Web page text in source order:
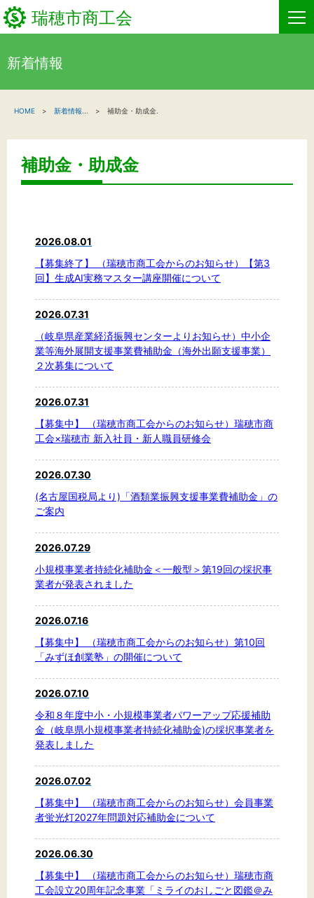
瑞穂市商工会
新着情報
関係機関の方へ
標準 拡大
背景色
黒 白 黄
新着情報
HOME 新着情報 補助金・助成金.
補助金・助成金
2026.08.01
【募集終了】 （瑞穂市商工会からのお知らせ）【第3
回】生成AI実務マスター講座開催について
2026.07.31
（岐阜県産業経済振興センターよりお知らせ）中小企
業等海外展開支援事業費補助金（海外出願支援事業）
２次募集について
2026.07.31
【募集中】 （瑞穂市商工会からのお知らせ）瑞穂市商
工会×瑞穂市 新入社員・新人職員研修会
2026.07.30
(名古屋国税局より)「酒類業振興支援事業費補助金」の
ご案内
2026.07.29
小規模事業者持続化補助金＜一般型＞第19回の採択事
業者が発表されました
2026.07.16
【募集中】 （瑞穂市商工会からのお知らせ）第10回
「みずほ創業塾」の開催について
2026.07.10
令和８年度中小・小規模事業者パワーアップ応援補助
金（岐阜県小規模事業者持続化補助金)の採択事業者を
発表しました
2026.07.02
【募集中】 （瑞穂市商工会からのお知らせ）会員事業
者蛍光灯2027年問題対応補助金について
2026.06.30
【募集中】 （瑞穂市商工会からのお知らせ）瑞穂市商
工会設立20周年記念事業「ミライのおしごと図鑑＠み